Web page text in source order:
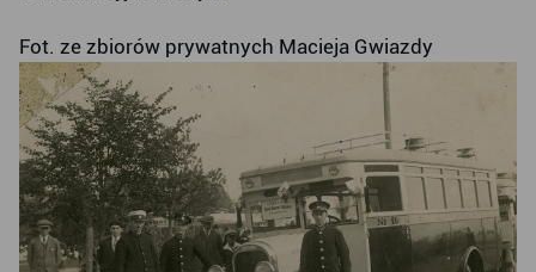
Fot. ze zbiorów prywatnych Macieja Gwiazdy